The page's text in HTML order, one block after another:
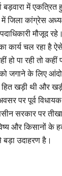
में एकत्रित
जिला कांग्रेस
मौजूद
कार्य चल रहा है
पा रही तो कहीं
जगाने के लिए
खड़ी थी और खड़ी
पर पूर्व
सरकार पर
और किसानों के
बड़ा उदाहरण है।